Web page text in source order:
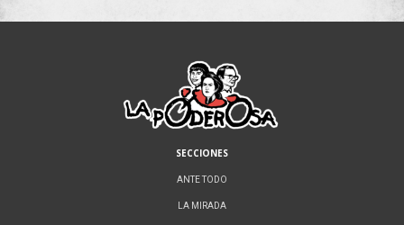
SECCIONES
ANTE TODO
LA MIRADA